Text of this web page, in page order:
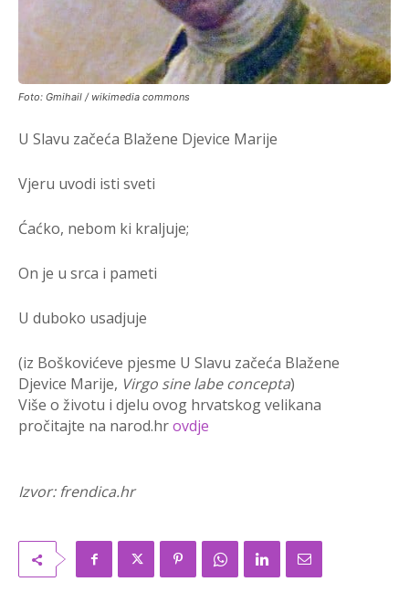
Foto: Gmihail / wikimedia commons
U Slavu začeća Blažene Djevice Marije
Vjeru uvodi isti sveti
Ćaćko, nebom ki kraljuje;
On je u srca i pameti
U duboko usadjuje
(iz Boškovićeve pjesme U Slavu začeća Blažene
Djevice Marije, Virgo sine labe concepta)
Više o životu i djelu ovog hrvatskog velikana
pročitajte na narod.hrovdje
Izvor: frendica.hr